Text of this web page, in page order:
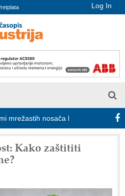
Log In
nosača kablova Novi
Kako zaštititi